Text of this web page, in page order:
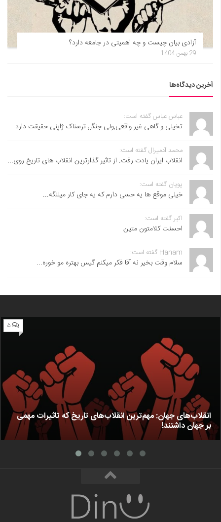
آزادی بیان چیست و چه اهمیتی در جامعه دارد؟
29 بهمن 1404
آخرین دیدگاه‌ها
عباس عباس گفته است:
تخیلی و گاهی غیر واقعی,ولی جنگل ترسناک ژاپنی حقیقت دارد
محمد آدمیرال گفته است:
انقلاب ایران یادت رفت. از تاثیر گذارترین انقلاب های تاریخ روی...
پویان گفته است:
خیلی موقع ها یه حسی دارم که یه جای کار میلنگه...
اکبر گفته است:
احسنت ‌کلامتون متین
Hanam گفته است:
سلام وقت بخیر نه آقا فکر میکنم گیس بهتره مو خوره...
۵
انقلاب‌های جهان: مهم‌ترین انقلاب‌های تاریخ که تاثیرات مهمی
بر جهان داشتند!